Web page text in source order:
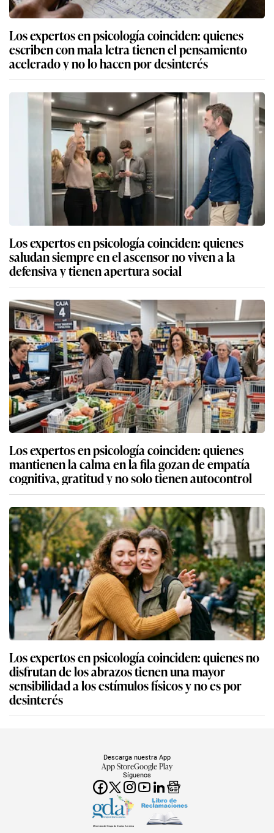
Los expertos en psicología coinciden: quienes
escriben con mala letra tienen el pensamiento
acelerado y no lo hacen por desinterés
Los expertos en psicología coinciden: quienes
saludan siempre en el ascensor no viven a la
defensiva y tienen apertura social
Los expertos en psicología coinciden: quienes
mantienen la calma en la fila gozan de empatía
cognitiva, gratitud y no solo tienen autocontrol
Los expertos en psicología coinciden: quienes no
disfrutan de los abrazos tienen una mayor
sensibilidad a los estímulos físicos y no es por
desinterés
Síguenos
Descarga nuestra App
App StoreGoogle Play
Miembro del Grupo de Diarios América